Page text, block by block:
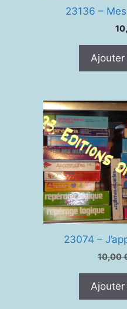
23136 –
Ajouter
23074 –
10,00
Ajouter